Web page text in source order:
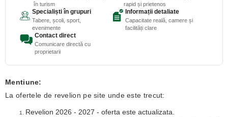
în turism
rapid și prietenos
Specialiști în grupuri
Tabere, școli, sport,
evenimente
Informații detaliate
Capacitate reală, camere și
facilități clare
Contact direct
Comunicare directă cu
proprietarii
Mentiune:
La ofertele de revelion pe site unde este trecut:
Revelion 2026 - 2027 - oferta este actualizata.